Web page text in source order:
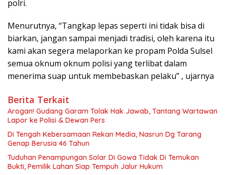
polri.
Menurutnya, “Tangkap lepas seperti ini tidak bisa di
biarkan, jangan sampai menjadi tradisi, oleh karena itu
kami akan segera melaporkan ke propam Polda Sulsel
semua oknum oknum polisi yang terlibat dalam
menerima suap untuk membebaskan pelaku” , ujarnya
Berita Terkait
Arogan! Gudang Garam Tolak Hak Jawab, Tantang Wartawan
Lapor ke Polisi & Dewan Pers
Di Tengah Kebersamaan Rekan Media, Nasrun Dg Tarang
Genap Berusia 46 Tahun
Tuduhan Penampungan Solar Di Gowa Tidak Di Temukan
Bukti, Pemilik Lahan Siap Tempuh Jalur Hukum